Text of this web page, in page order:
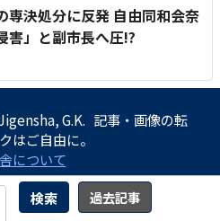
検索 過去記事
専決処分に反発 自由同和会奈
害」と副市長へ圧!?
G.K. 記事・画像の転
はご自由に。
について